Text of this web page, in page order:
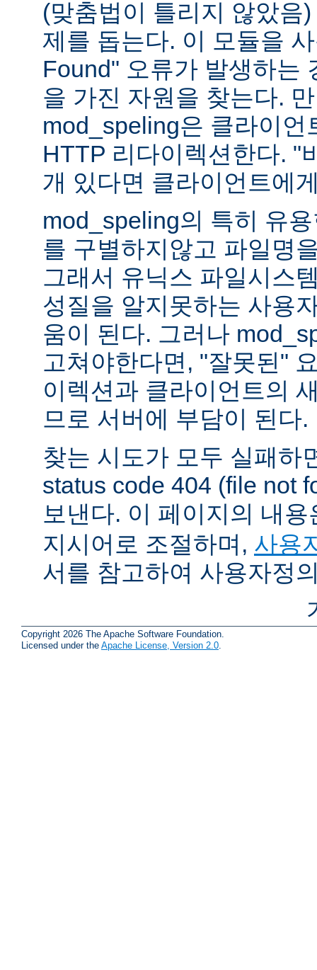
(맞춤법이 틀리지 않았음
제를 돕는다. 이 모듈을
Found" 오류가 발생하는
을 가진 자원을 찾는다.
mod_speling은 클라이언
HTTP 리다이렉션한다. "
개 있다면 클라이언트에
mod_speling의 특히 유
를 구별하지않고 파일명
그래서 유닉스 파일시스
성질을 알지못하는 사용
움이 된다. 그러나
고쳐야한다면, "잘못된"
이렉션과 클라이언트의
므로 서버에 부담이 된다.
찾는 시도가 모두 실패하
status code 404 (file not
보낸다. 이 페이지의 내
지시어로 조절하며, 사용
서를 참고하여 사용자정
Copyright 2026 The Apache Software Foundation.
Licensed under the Apache License, Version 2.0